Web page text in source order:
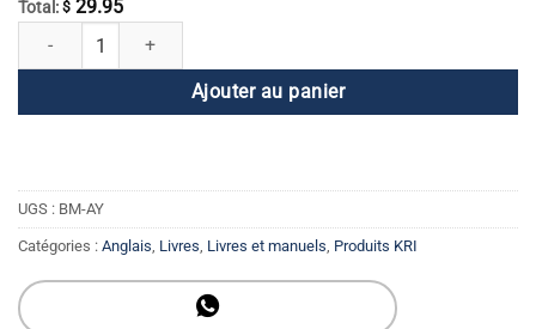
Total: $ 29.95
quantité de Art et yoga
Ajouter au panier
UGS : BM-AY
Catégories : Anglais, Livres, Livres et manuels, Produits KRI